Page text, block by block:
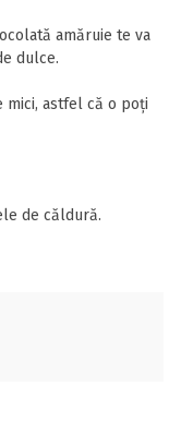
amăruie te va
dulce.
mici, astfel că o poți
de căldură.